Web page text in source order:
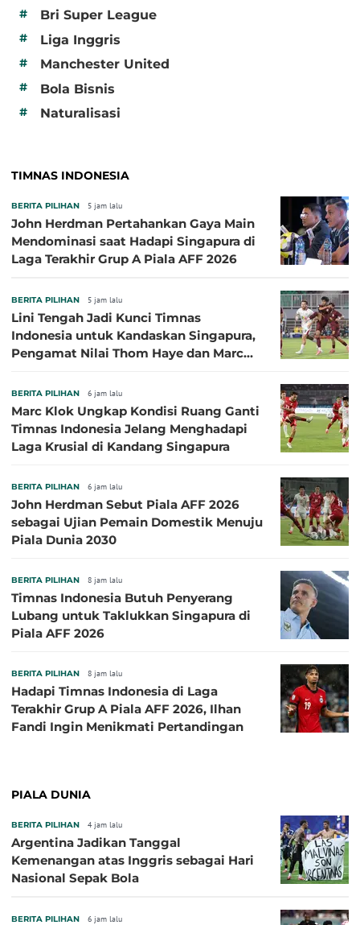
# Bri Super League
# Liga Inggris
# Manchester United
# Bola Bisnis
# Naturalisasi
TIMNAS INDONESIA
BERITA PILIHAN 5 jam lalu
John Herdman Pertahankan Gaya Main
Mendominasi saat Hadapi Singapura di
Laga Terakhir Grup A Piala AFF 2026
BERITA PILIHAN 5 jam lalu
Lini Tengah Jadi Kunci Timnas
Indonesia untuk Kandaskan Singapura,
Pengamat Nilai Thom Haye dan Marc
BERITA PILIHAN 6 jam lalu
Marc Klok Ungkap Kondisi Ruang Ganti
Timnas Indonesia Jelang Menghadapi
Laga Krusial di Kandang Singapura
BERITA PILIHAN 6 jam lalu
John Herdman Sebut Piala AFF 2026
sebagai Ujian Pemain Domestik Menuju
Piala Dunia 2030
BERITA PILIHAN 8 jam lalu
Timnas Indonesia Butuh Penyerang
Lubang untuk Taklukkan Singapura di
Piala AFF 2026
BERITA PILIHAN 8 jam lalu
Hadapi Timnas Indonesia di Laga
Terakhir Grup A Piala AFF 2026, Ilhan
Fandi Ingin Menikmati Pertandingan
PIALA DUNIA
BERITA PILIHAN 4 jam lalu
Argentina Jadikan Tanggal
Kemenangan atas Inggris sebagai Hari
Nasional Sepak Bola
BERITA PILIHAN 6 jam lalu